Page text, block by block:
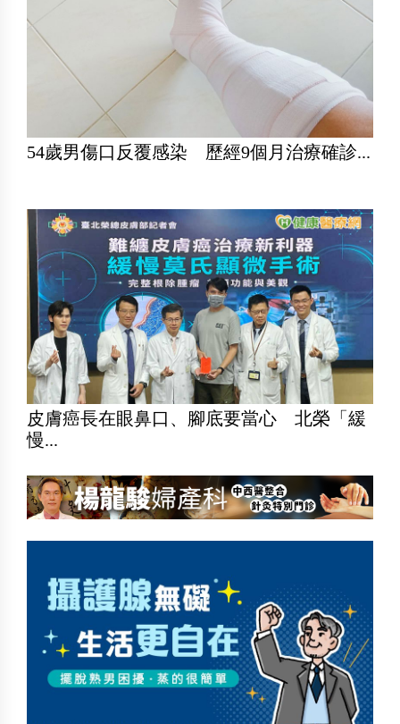
54歲男傷口反覆感染 歷經9個月治療確診...
皮膚癌長在眼鼻口、腳底要當心 北榮「緩
慢...